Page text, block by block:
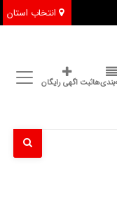
انتخاب استان
ثبت اگهی رایگان